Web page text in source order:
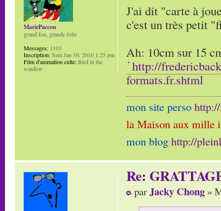
J'ai dit "carte à
c'est un très petit
Ah: 10cm sur 15
http://
formats.fr.shtml
mon site perso
la Maison aux mille
mon blog http://
MariePaccou
grand fou, grande folle
Messages: 1103
Inscription:Sam Jan 30, 2010 1:25 pm
Film d'animation culte:Bird in the
window
Re:
parJacky Chong »